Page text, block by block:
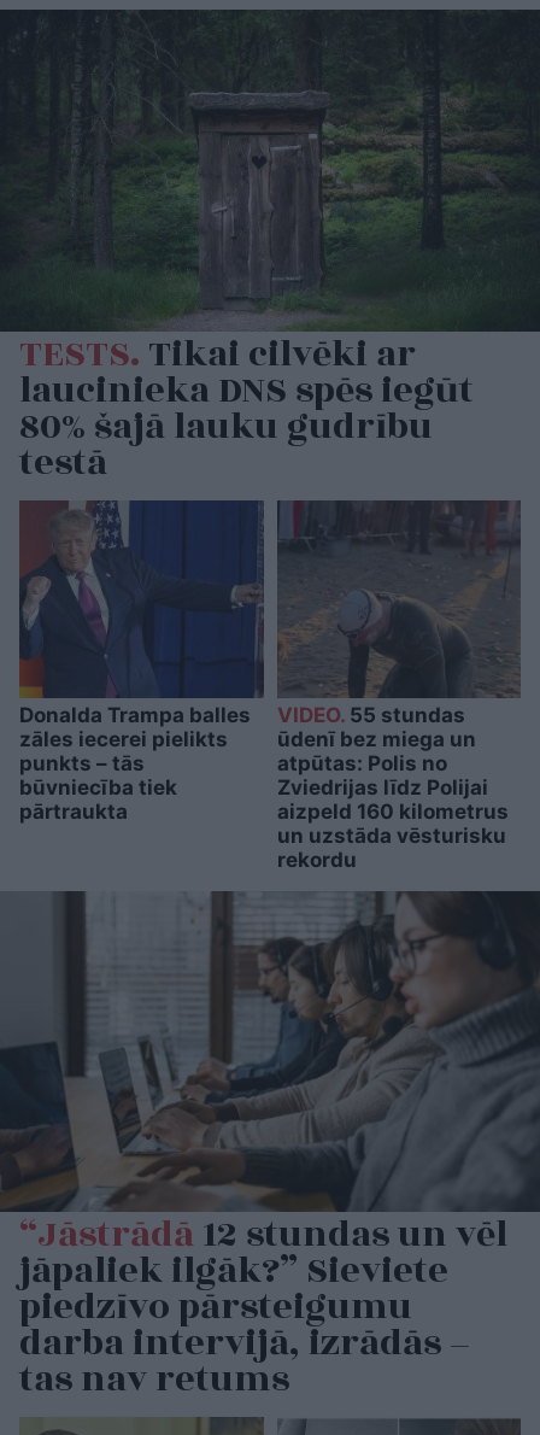
TESTS.Tikai cilvēki ar
laucinieka DNS spēs iegūt
80% šajā lauku gudrību
testā
Donalda Trampa balles
zāles iecerei pielikts
punkts – tās
būvniecība tiek
pārtraukta
VIDEO.55 stundas
ūdenī bez miega un
atpūtas: Polis no
Zviedrijas līdz Polijai
aizpeld 160 kilometrus
un uzstāda vēsturisku
rekordu
“Jāstrādā12 stundas un vēl
jāpaliek ilgāk?” Sieviete
piedzīvo pārsteigumu
darba intervijā, izrādās –
tas nav retums